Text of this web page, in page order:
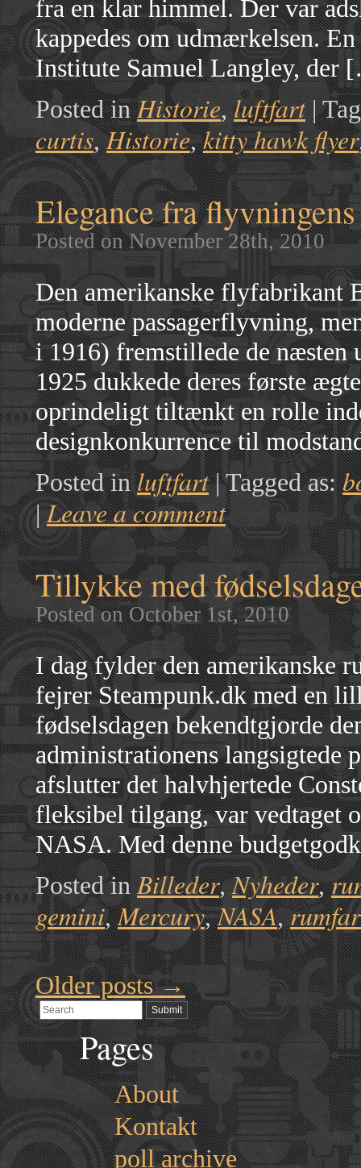
fra en klar himmel. Der var
kappedes om udmærkelsen.
Institute Samuel Langley, der
Posted in Historie,luftfart |
curtis,Historie,kitty hawk flyer
Elegance fra
Posted on November 28th, 2010
Den amerikanske flyfabrikant
moderne passagerflyvning,
i 1916) fremstillede de
1925 dukkede deres første
oprindeligt tiltænkt en rolle
designkonkurrence til
Posted in luftfart | Tagged as:
| Leave a comment
Tillykke med
Posted on October 1st, 2010
I dag fylder den amerikanske
fejrer Steampunk.dk med en
fødselsdagen bekendtgjorde
administrationens langsigtede
afslutter det halvhjertede
fleksibel tilgang, var vedtaget
NASA. Med denne
Posted in Billeder,Nyheder,
gemini,Mercury,NASA,
Older posts→
Pages
About
Kontakt
poll archive